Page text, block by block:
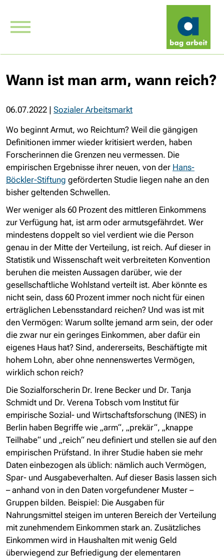
Wann ist man arm, wann reich?
06.07.2022 | Sozialer Arbeitsmarkt
Wo beginnt Armut, wo Reichtum? Weil die gängigen
Definitionen immer wieder kritisiert werden, haben
Forscherinnen die Grenzen neu vermessen. Die
empirischen Ergebnisse ihrer neuen, von der Hans-
Böckler-Stiftung geförderten Studie liegen nahe an den
bisher geltenden Schwellen.
Wer weniger als 60 Prozent des mittleren Einkommens
zur Verfügung hat, ist arm oder armutsgefährdet. Wer
mindestens doppelt so viel verdient wie die Person
genau in der Mitte der Verteilung, ist reich. Auf dieser in
Statistik und Wissenschaft weit verbreiteten Konvention
beruhen die meisten Aussagen darüber, wie der
gesellschaftliche Wohlstand verteilt ist. Aber könnte es
nicht sein, dass 60 Prozent immer noch nicht für einen
erträglichen Lebensstandard reichen? Und was ist mit
den Vermögen: Warum sollte jemand arm sein, der oder
die zwar nur ein geringes Einkommen, aber dafür ein
eigenes Haus hat? Sind, andererseits, Beschäftigte mit
hohem Lohn, aber ohne nennenswertes Vermögen,
wirklich schon reich?
Die Sozialforscherin Dr. Irene Becker und Dr. Tanja
Schmidt und Dr. Verena Tobsch vom Institut für
empirische Sozial- und Wirtschaftsforschung (INES) in
Berlin haben Begriffe wie „arm“, „prekär“, „knappe
Teilhabe“ und „reich“ neu definiert und stellen sie auf den
empirischen Prüfstand. In ihrer Studie haben sie mehr
Daten einbezogen als üblich: nämlich auch Vermögen,
Spar- und Ausgabeverhalten. Auf dieser Basis lassen sich
– anhand von in den Daten vorgefundener Muster –
Gruppen bilden. Beispiel: Die Ausgaben für
Nahrungsmittel steigen im unteren Bereich der Verteilung
mit zunehmendem Einkommen stark an. Zusätzliches
Einkommen wird in Haushalten mit wenig Geld
überwiegend zur Befriedigung der elementaren